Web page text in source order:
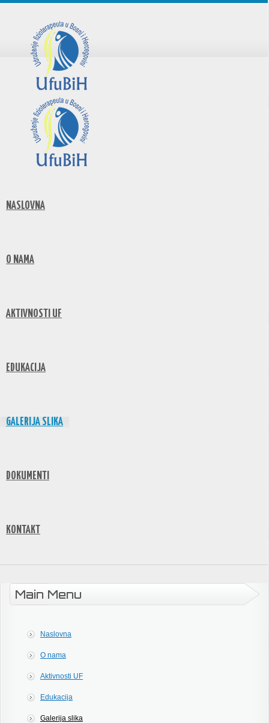
NASLOVNA
O NAMA
AKTIVNOSTI UF
EDUKACIJA
GALERIJA SLIKA
DOKUMENTI
KONTAKT
Main Menu
Naslovna
O nama
Aktivnosti UF
Edukacija
Galerija slika